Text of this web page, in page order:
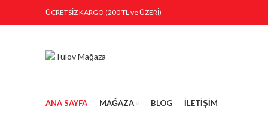
ÜCRETSİZ KARGO (200 TL ve ÜZERİ)
ANA SAYFA MAĞAZA BLOG İLETİŞİM